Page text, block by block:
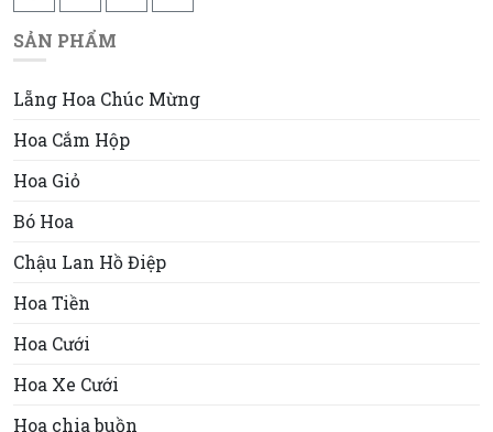
SẢN PHẨM
Lẵng Hoa Chúc Mừng
Hoa Cắm Hộp
Hoa Giỏ
Bó Hoa
Chậu Lan Hồ Điệp
Hoa Tiền
Hoa Cưới
Hoa Xe Cưới
Hoa chia buồn